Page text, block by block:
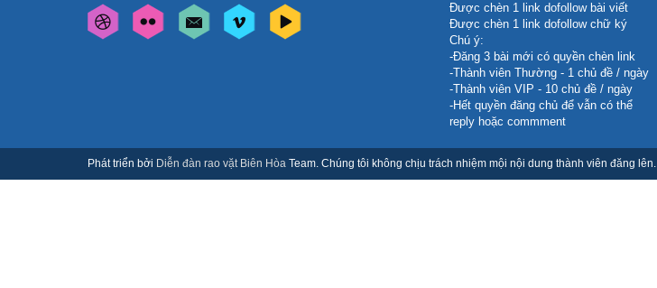
Được chèn 1 link dofollow bài viết
Được chèn 1 link dofollow chữ ký
Chú ý:
-Đăng 3 bài mới có quyền chèn link
-Thành viên Thường - 1 chủ đề / ngày
-Thành viên VIP - 10 chủ đề / ngày
-Hết quyền đăng chủ để vẫn có thể
reply hoặc commment
Phát triển bởi Diễn đàn rao vặt Biên Hòa Team. Chúng tôi không chịu trách nhiệm mội nội dung thành viên đăng lên.